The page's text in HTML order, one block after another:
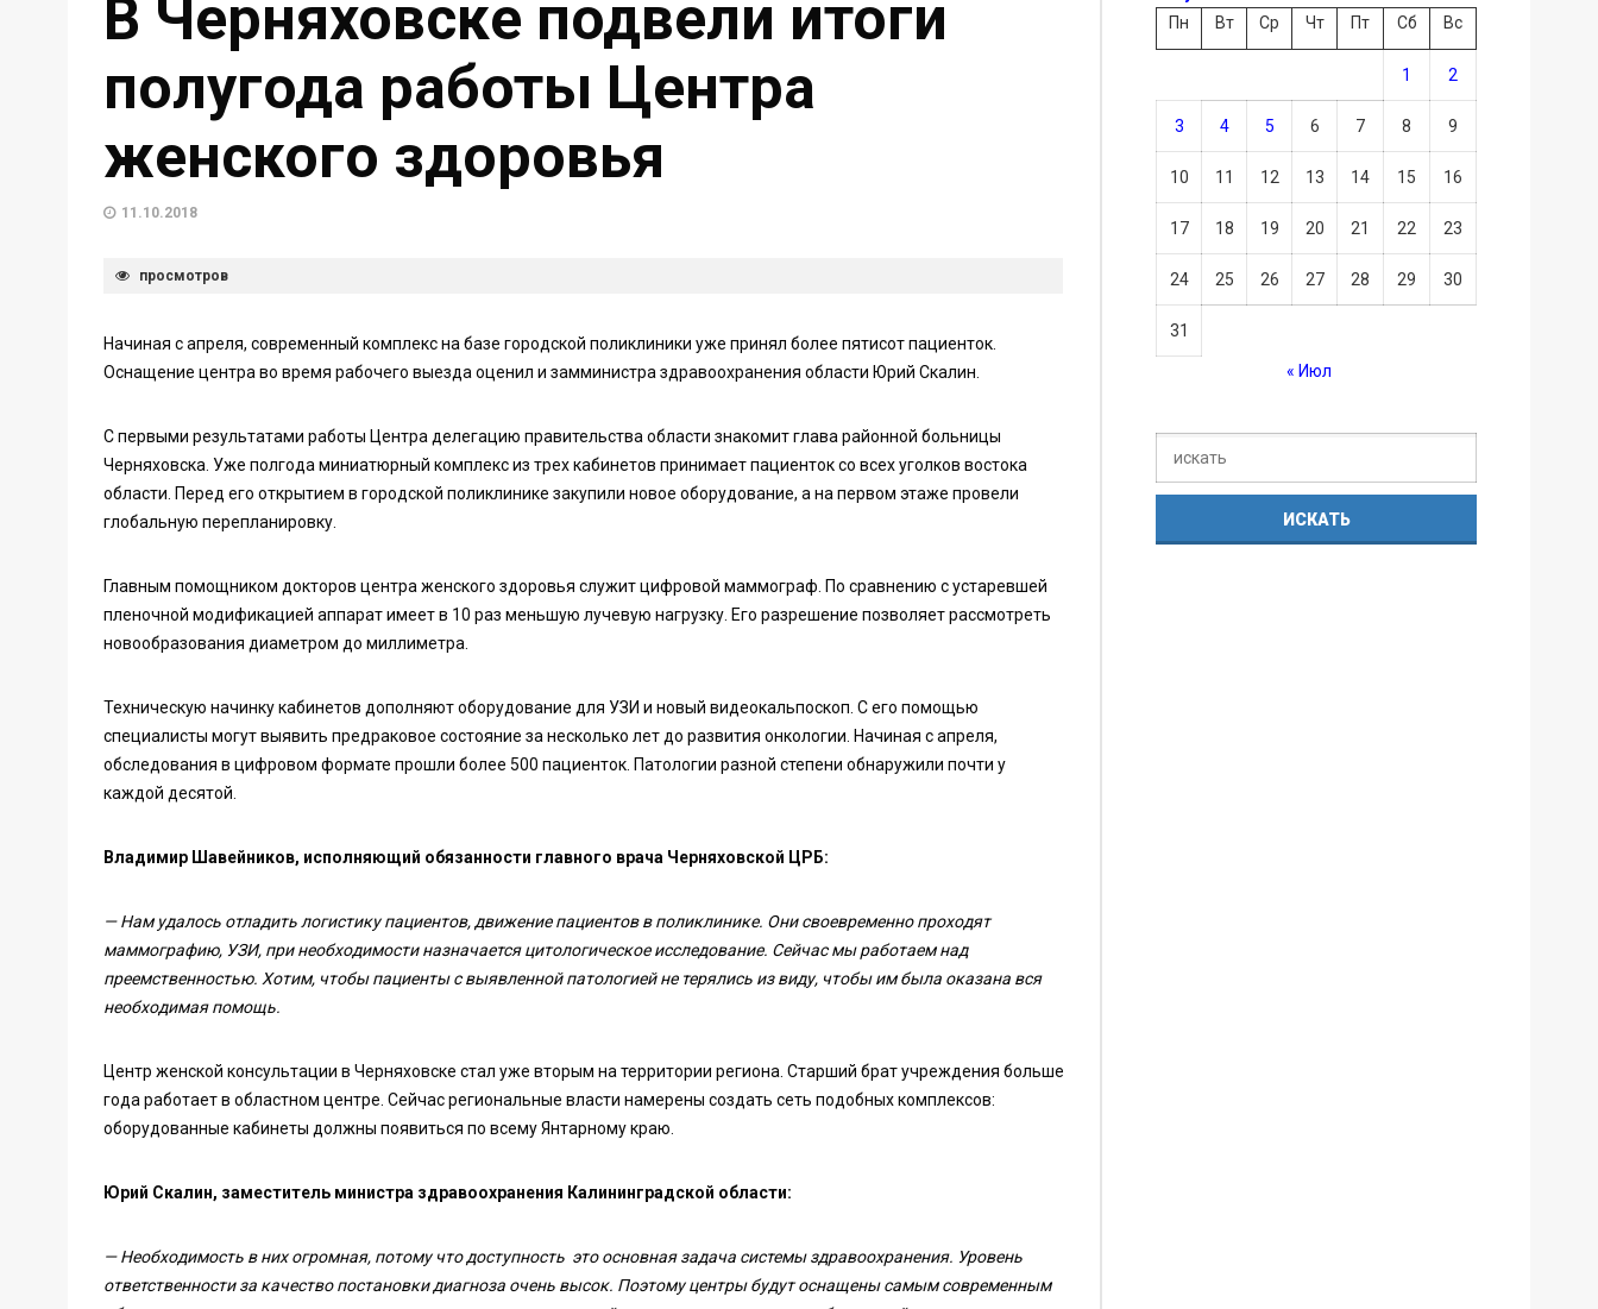
В Черняховске подвели итоги
полугода работы Центра
женского здоровья
11.10.2018
просмотров
Начиная с апреля, современный комплекс на базе городской поликлиники уже принял более пятисот пациенток.
Оснащение центра во время рабочего выезда оценил и замминистра здравоохранения области Юрий Скалин.
С первыми результатами работы Центра делегацию правительства области знакомит глава районной больницы
Черняховска. Уже полгода миниатюрный комплекс из трех кабинетов принимает пациенток со всех уголков востока
области. Перед его открытием в городской поликлинике закупили новое оборудование, а на первом этаже провели
глобальную перепланировку.
Главным помощником докторов центра женского здоровья служит цифровой маммограф. По сравнению с устаревшей
пленочной модификацией аппарат имеет в 10 раз меньшую лучевую нагрузку. Его разрешение позволяет рассмотреть
новообразования диаметром до миллиметра.
Техническую начинку кабинетов дополняют оборудование для УЗИ и новый видеокальпоскоп. С его помощью
специалисты могут выявить предраковое состояние за несколько лет до развития онкологии. Начиная с апреля,
обследования в цифровом формате прошли более 500 пациенток. Патологии разной степени обнаружили почти у
каждой десятой.
Владимир Шавейников, исполняющий обязанности главного врача Черняховской ЦРБ:
— Нам удалось отладить логистику пациентов, движение пациентов в поликлинике. Они своевременно проходят
маммографию, УЗИ, при необходимости назначается цитологическое исследование. Сейчас мы работаем над
преемственностью. Хотим, чтобы пациенты с выявленной патологией не терялись из виду, чтобы им была оказана вся
необходимая помощь.
Центр женской консультации в Черняховске стал уже вторым на территории региона. Старший брат учреждения больше
года работает в областном центре. Сейчас региональные власти намерены создать сеть подобных комплексов:
оборудованные кабинеты должны появиться по всему Янтарному краю.
Юрий Скалин, заместитель министра здравоохранения Калининградской области:
— Необходимость в них огромная, потому что доступность это основная задача системы здравоохранения. Уровень
ответственности за качество постановки диагноза очень высок. Поэтому центры будут оснащены самым современным
Пн
Вт Ср Чт Пт Сб Вс
1 2
3 4 5 6 7 8 9
10 11 12 13 14 15 16
17 18 19 20 21 22 23
24 25 26 27 28 29 30
31
« Июл